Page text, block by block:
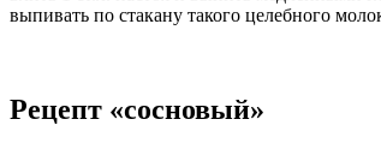
выпивать по стакану такого целебного
Рецепт «сосновый»